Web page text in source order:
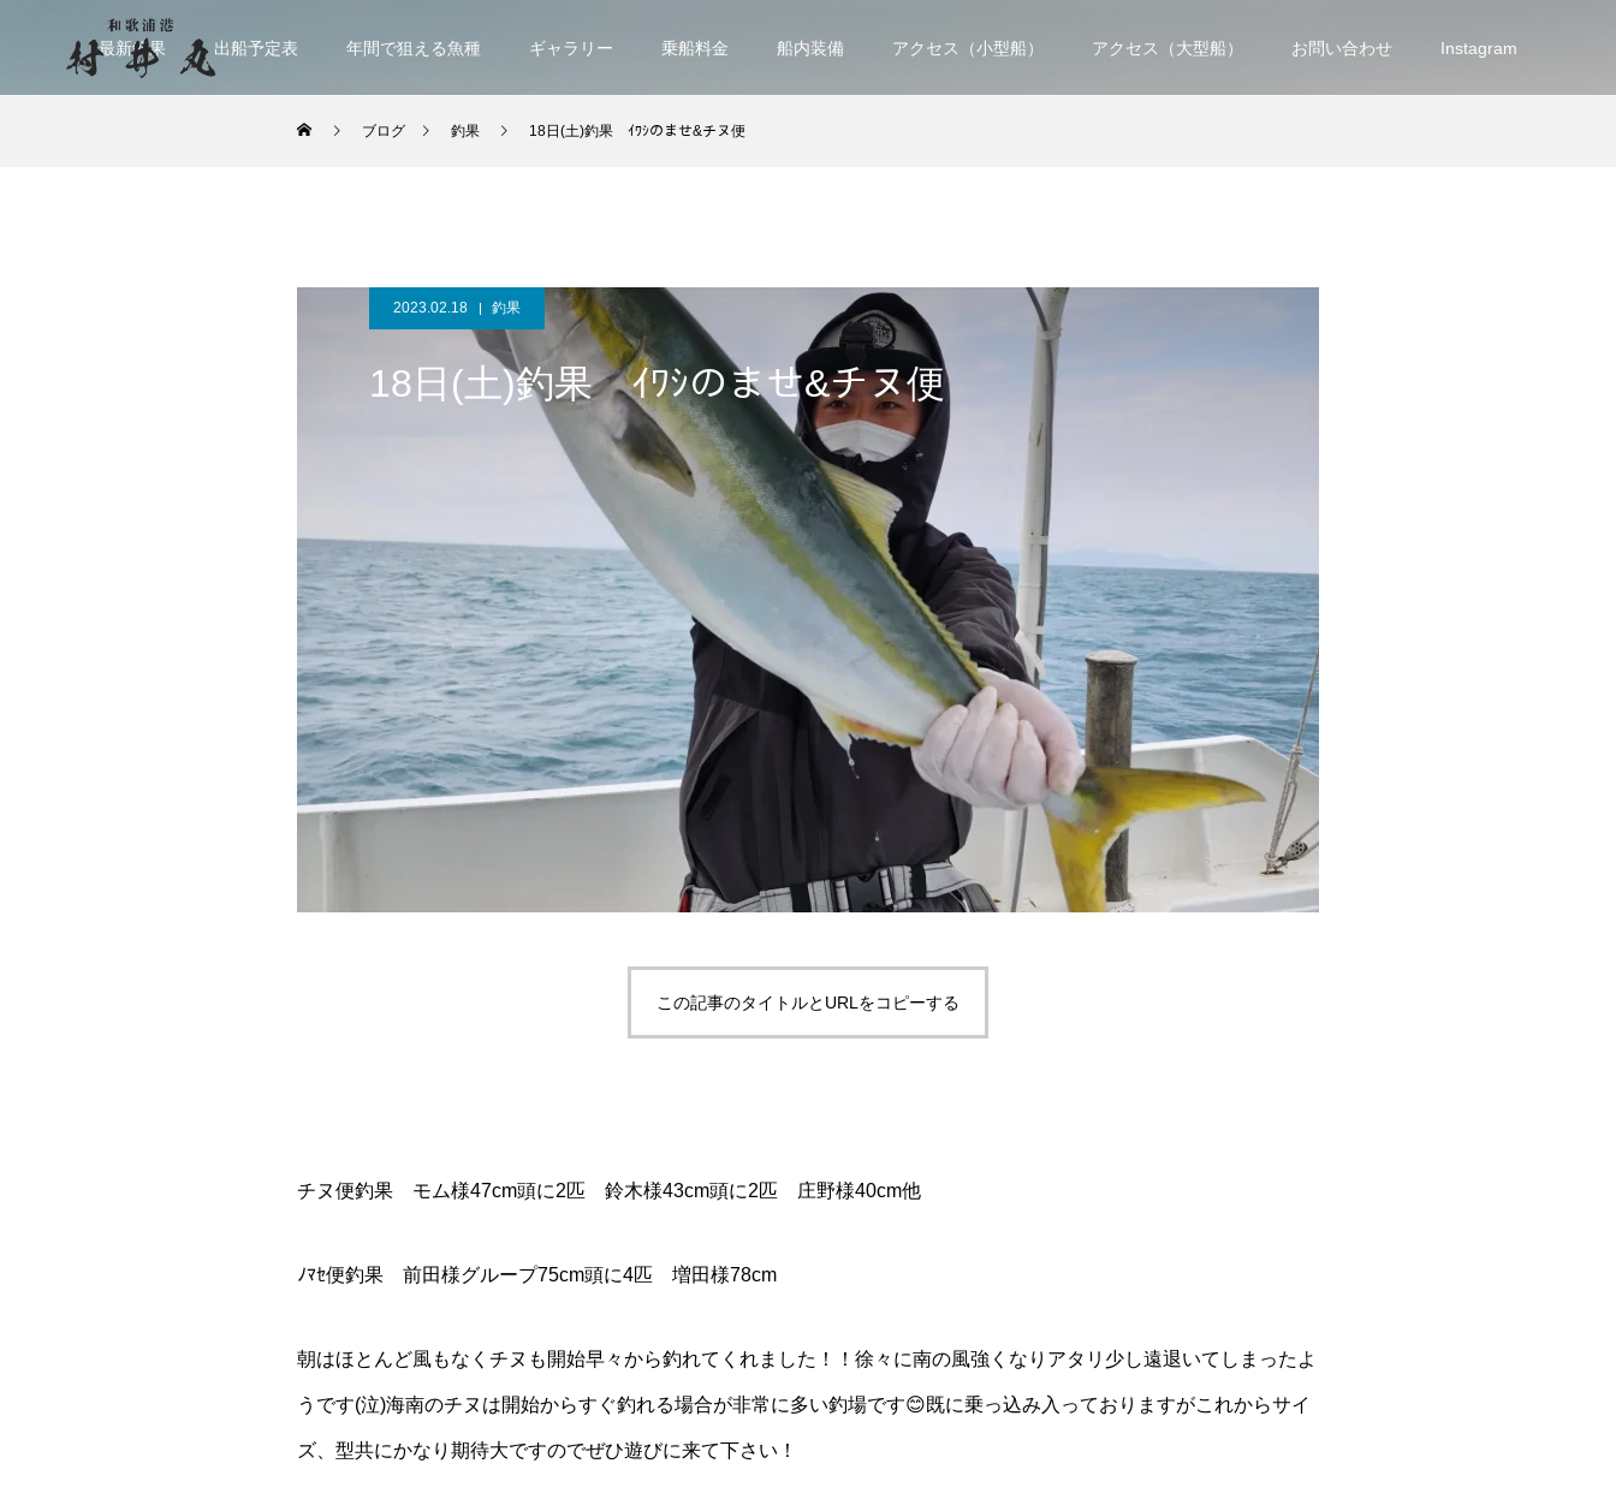
最新釣果 出船予定表 年間で狙える魚種 ギャラリー 乗船料金 船内装備 アクセス（小型船） アクセス（大型船） お問い合わせ Instagram
ブログ 釣果 18日(土)釣果 ｲﾜｼのませ&チヌ便
2023.02.18 釣果
18日(土)釣果 ｲﾜｼのませ&チヌ便
この記事のタイトルとURLをコピーする
チヌ便釣果 モム様47cm頭に2匹 鈴木様43cm頭に2匹 庄野様40cm他
ﾉﾏｾ便釣果 前田様グループ75cm頭に4匹 増田様78cm
朝はほとんど風もなくチヌも開始早々から釣れてくれました！！徐々に南の風強くなりアタリ少し遠退いてしまったよ
うです(泣)海南のチヌは開始からすぐ釣れる場合が非常に多い釣場です😊既に乗っ込み入っておりますがこれからサイ
ズ、型共にかなり期待大ですのでぜひ遊びに来て下さい！